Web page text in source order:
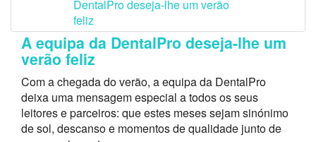
A equipa da DentalPro deseja-lhe um
verão feliz
Com a chegada do verão, a equipa da DentalPro
deixa uma mensagem especial a todos os seus
leitores e parceiros: que estes meses sejam sinónimo
de sol, descanso e momentos de qualidade junto de